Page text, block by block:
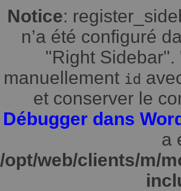
Notice:
n’a été configuré
"Right
manuellement id
et conserver le
Débugger dans
a
/opt/web/clients/m/